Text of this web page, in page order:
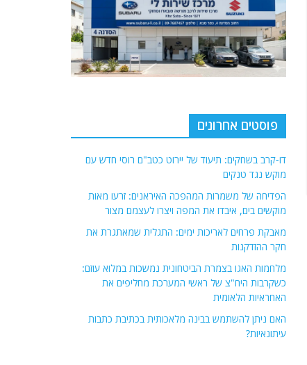
פוסטים אחרונים
דו-קרב בשחקים: תיעוד של יירוט כטב"ם רוסי חדש עם
מוקש נגד טנקים
הפדיחה של משמרות המהפכה האיראנים: זרעו מאות
מוקשים בים, איבדו את המפה ויצרו לעצמם מצור
מאבקת פרחים לאריכות ימים: התגלית שמאתגרת את
חקר ההזדקנות
מלחמות האגו בצמרת הביטחונית נמשכות במלוא עוזם:
כשקרבות היח"צ של ראשי המערכת מחליפים את
האחראיות הלאומית
האם ניתן להשתמש בבינה מלאכותית בכתיבת כתבות
עיתונאיות?